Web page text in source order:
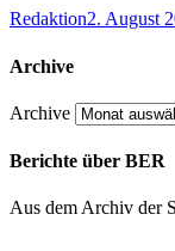
Redaktion2. August
Archive
Archive
Berichte über BER
Aus dem Archiv der